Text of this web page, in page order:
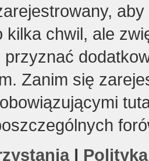
kilka chwil, ale
przyznać
Zanim się
|